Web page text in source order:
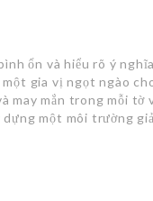
ổn và hiểu rõ ý
gia vị ngọt ngào
may mắn trong mỗi
một môi trường